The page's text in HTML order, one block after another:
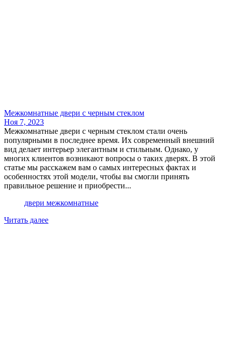
​Межкомнатные двери​ с черным стеклом
Ноя 7, 2023
Межкомнатные двери с черным стеклом стали очень
популярными в последнее время. Их современный внешний
вид делает интерьер элегантным и стильным. Однако, у
многих клиентов возникают вопросы о таких дверях. В этой
статье мы расскажем вам о самых интересных фактах и
особенностях этой модели, чтобы вы смогли принять
правильное решение и приобрести...
двери межкомнатные
Читать далее